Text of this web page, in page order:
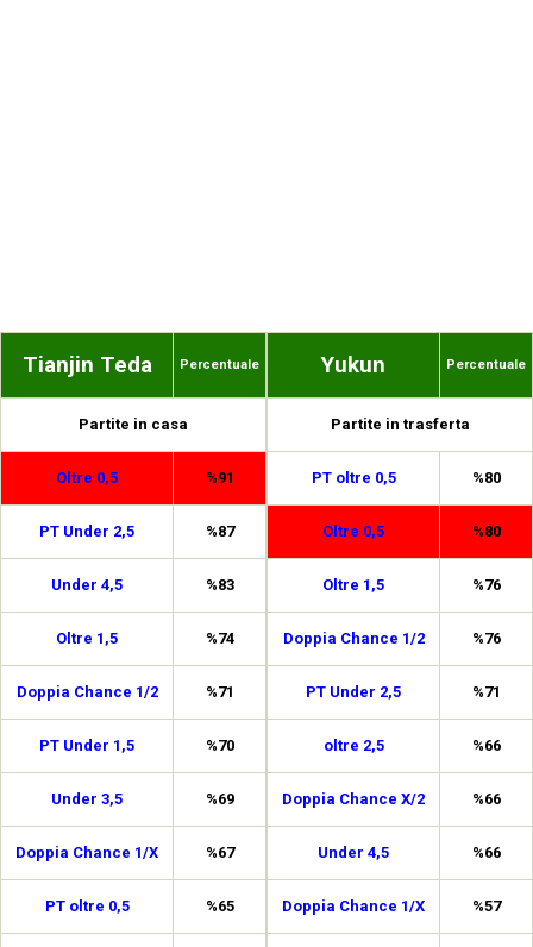
Tianjin Teda Percentuale
Partite in casa
Oltre 0,5 %91
PT Under 2,5 %87
Under 4,5 %83
Oltre 1,5 %74
Doppia Chance 1/2 %71
PT Under 1,5 %70
Under 3,5 %69
Doppia Chance 1/X %67
PT oltre 0,5 %65
Yukun Percentuale
Partite in trasferta
PT oltre 0,5 %80
Oltre 0,5 %80
Oltre 1,5 %76
Doppia Chance 1/2 %76
PT Under 2,5 %71
oltre 2,5 %66
Doppia Chance X/2 %66
Under 4,5 %66
Doppia Chance 1/X %57